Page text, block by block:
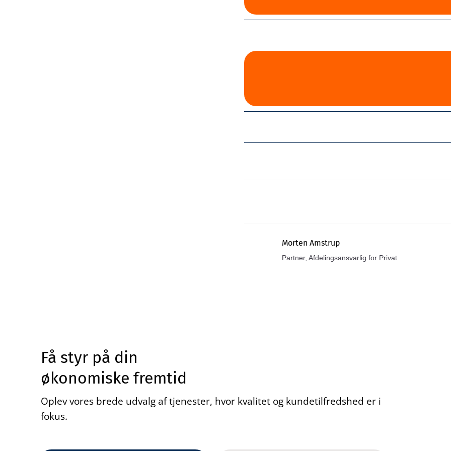
Morten Amstrup
Partner, Afdelingsansvarlig for Privat
Få styr på din
økonomiske fremtid
Oplev vores brede udvalg af tjenester, hvor kvalitet og kundetilfredshed er i
fokus.